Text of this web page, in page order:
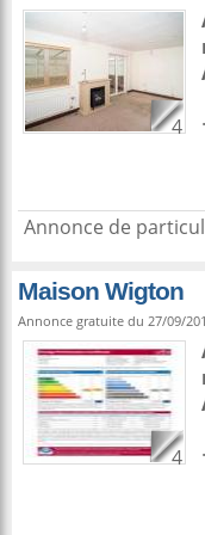
4
Annonce de
Maison Wigton
Annonce gratuite du 27/09/
4